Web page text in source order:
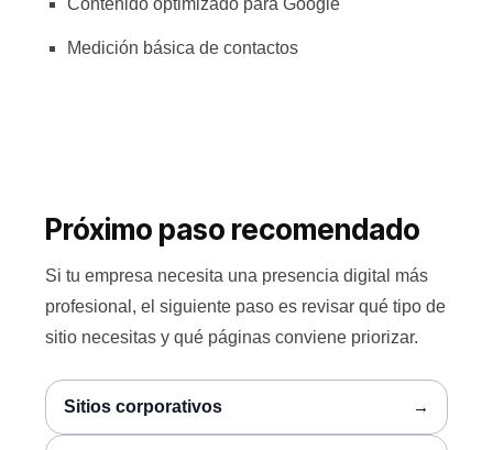
Medición básica de contactos
Próximo paso recomendado
Si tu empresa necesita una presencia digital más
profesional, el siguiente paso es revisar qué tipo de
sitio necesitas y qué páginas conviene priorizar.
Sitios corporativos